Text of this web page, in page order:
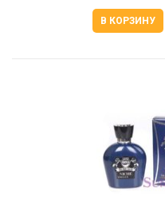
В КОРЗИНУ